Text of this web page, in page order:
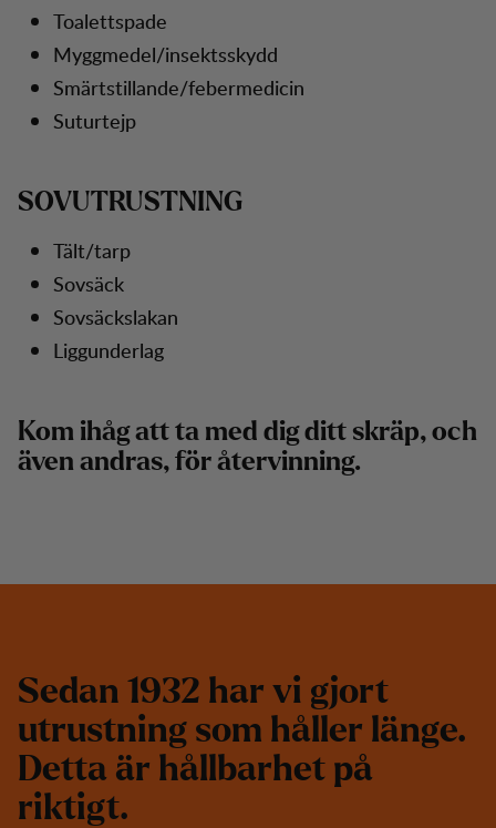
Toalettspade
Myggmedel/insektsskydd
Smärtstillande/febermedicin
Suturtejp
SOVUTRUSTNING
Tält/tarp
Sovsäck
Sovsäckslakan
Liggunderlag
Kom ihåg att ta med dig ditt skräp, och
även andras, för återvinning.
Sedan 1932 har vi gjort
utrustning som håller länge.
Detta är hållbarhet på
riktigt.